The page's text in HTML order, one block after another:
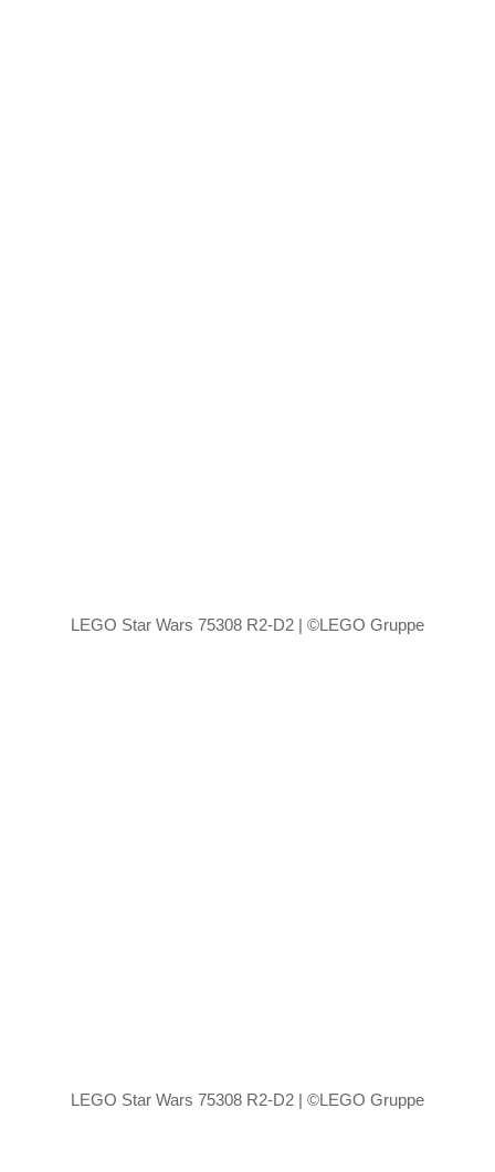
LEGO Star Wars 75308 R2-D2 | ©LEGO Gruppe
LEGO Star Wars 75308 R2-D2 | ©LEGO Gruppe